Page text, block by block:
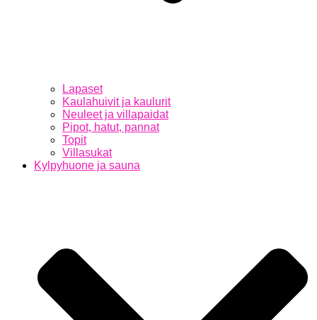
Lapaset
Kaulahuivit ja kaulurit
Neuleet ja villapaidat
Pipot, hatut, pannat
Topit
Villasukat
Kylpyhuone ja sauna